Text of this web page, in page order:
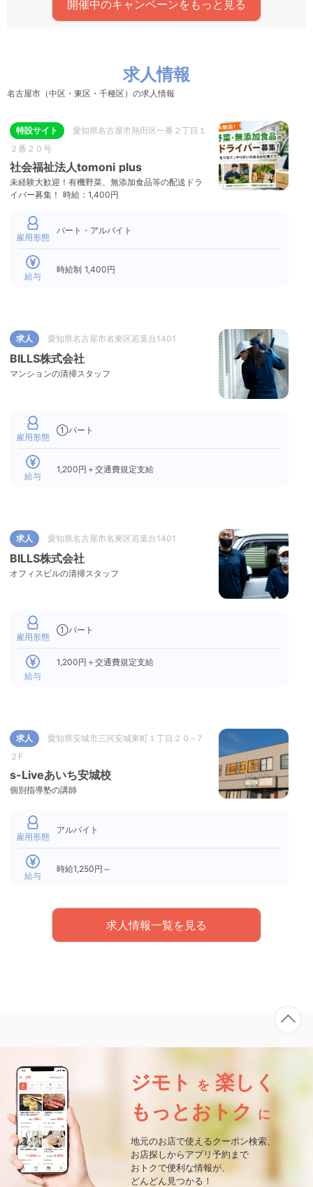
開催中のキャンペーンをもっと見る
求人情報
名古屋市（中区・東区・千種区）の求人情報
特設サイト
愛知県名古屋市熱田区一番２丁目１
２番２０号
社会福祉法人tomoni plus
未経験大歓迎！有機野菜、無添加食品等の配送ドラ
イバー募集！ 時給：1,400円
雇用形態
パート・アルバイト
給与
時給制 1,400円
求人 愛知県名古屋市名東区若葉台1401
BILLS株式会社
マンションの清掃スタッフ
雇用形態
①パート
給与
1,200円＋交通費規定支給
求人 愛知県名古屋市名東区若葉台1401
BILLS株式会社
オフィスビルの清掃スタッフ
雇用形態
①パート
給与
1,200円＋交通費規定支給
求人
愛知県安城市三河安城東町１丁目２０−７
２F
s-Liveあいち安城校
個別指導塾の講師
雇用形態
アルバイト
給与
時給1,250円～
求人情報一覧を見る
ジモト を 楽しく
もっとおトク に
地元のお店で使えるクーポン検索、
お店探しからアプリ予約まで
おトクで便利な情報が、
どんどん見つかる！